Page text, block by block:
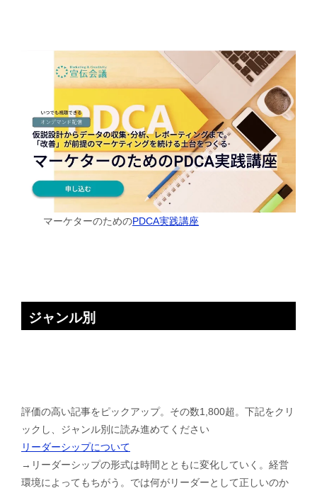
マーケターのためのPDCA実践講座
ジャンル別
評価の高い記事をピックアップ。その数1,800超。下記をクリ
ックし、ジャンル別に読み進めてください
リーダーシップについて
→リーダーシップの形式は時間とともに変化していく。経営
環境によってもちがう。では何がリーダーとして正しいのか